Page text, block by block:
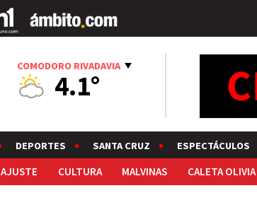
COMODORO RIVADAVIA
4.1°
DEPORTES SANTA CRUZ ESPECTÁCULOS
AJUSTE CULTURA MALVINAS CALETA OLIVIA